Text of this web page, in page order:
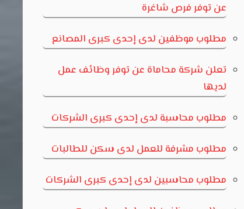
عن توفر فرص شاغرة
مطلوب موظفين لدى إحدى كبرى المصانع
تعلن شركة محاماة عن توفر وظائف عمل
لديها
مطلوب محاسبة لدى إحدى كبرى الشركات
مطلوب مشرفة للعمل لدى سكن للطالبات
مطلوب محاسبين لدى إحدى كبرى الشركات